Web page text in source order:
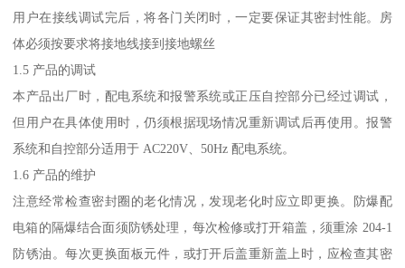
用户在接线调试完后，将各门关闭时，一定要保证其密封性能。房
体必须按要求将接地线接到接地螺丝
1.5 产品的调试
本产品出厂时，配电系统和报警系统或正压自控部分已经过调试，
但用户在具体使用时，仍须根据现场情况重新调试后再使用。报警
系统和自控部分适用于 AC220V、50Hz 配电系统。
1.6 产品的维护
注意经常检查密封圈的老化情况，发现老化时应立即更换。防爆配
电箱的隔爆结合面须防锈处理，每次检修或打开箱盖，须重涂 204-1
防锈油。每次更换面板元件，或打开后盖重新盖上时，应检查其密